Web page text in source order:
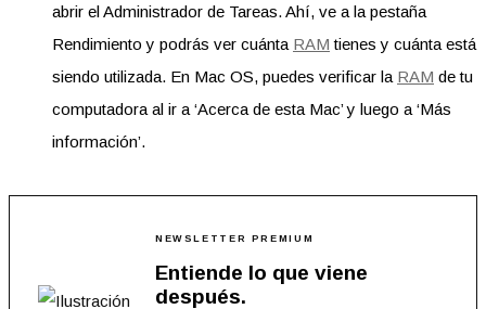
abrir el Administrador de Tareas. Ahí, ve a la pestaña
Rendimiento y podrás ver cuánta RAM tienes y cuánta está
siendo utilizada. En Mac OS, puedes verificar la RAM de tu
computadora al ir a ‘Acerca de esta Mac’ y luego a ‘Más
información’.
NEWSLETTER PREMIUM
Entiende lo que viene
después.